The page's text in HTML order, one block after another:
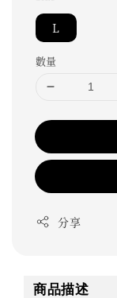
L
數量
分享
商品描述